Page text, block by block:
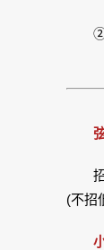
② .
招
(不招